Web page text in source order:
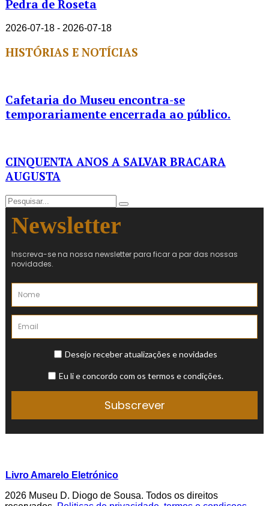
Pedra de Roseta
2026-07-18 - 2026-07-18
HISTÓRIAS E NOTÍCIAS
Cafetaria do Museu encontra-se
temporariamente encerrada ao público.
CINQUENTA ANOS A SALVAR BRACARA
AUGUSTA
Livro Amarelo Eletrónico
2026 Museu D. Diogo de Sousa. Todos os direitos